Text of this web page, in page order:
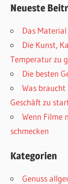
Neueste
Das
Die Kunst,
Temperatur zu
Die besten
Was
Geschäft zu
Wenn Filme
schmecken
Kategorien
Genuss